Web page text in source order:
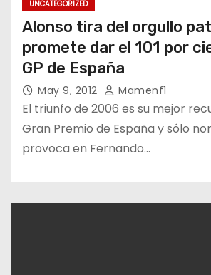
UNCATEGORIZED
Alonso tira del orgullo
promete dar el 101 por
GP de España
May 9, 2012 Mamenf1
El triunfo de 2006 es su mejor
Gran Premio de España y sólo
provoca en Fernando…